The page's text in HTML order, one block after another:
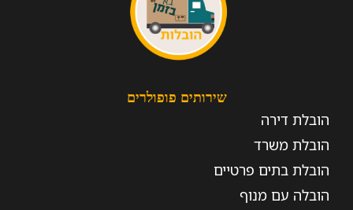
שירותים פופולרים
הובלת דירה
הובלת משרד
הובלת בתים פרטיים
הובלה עם מנוף